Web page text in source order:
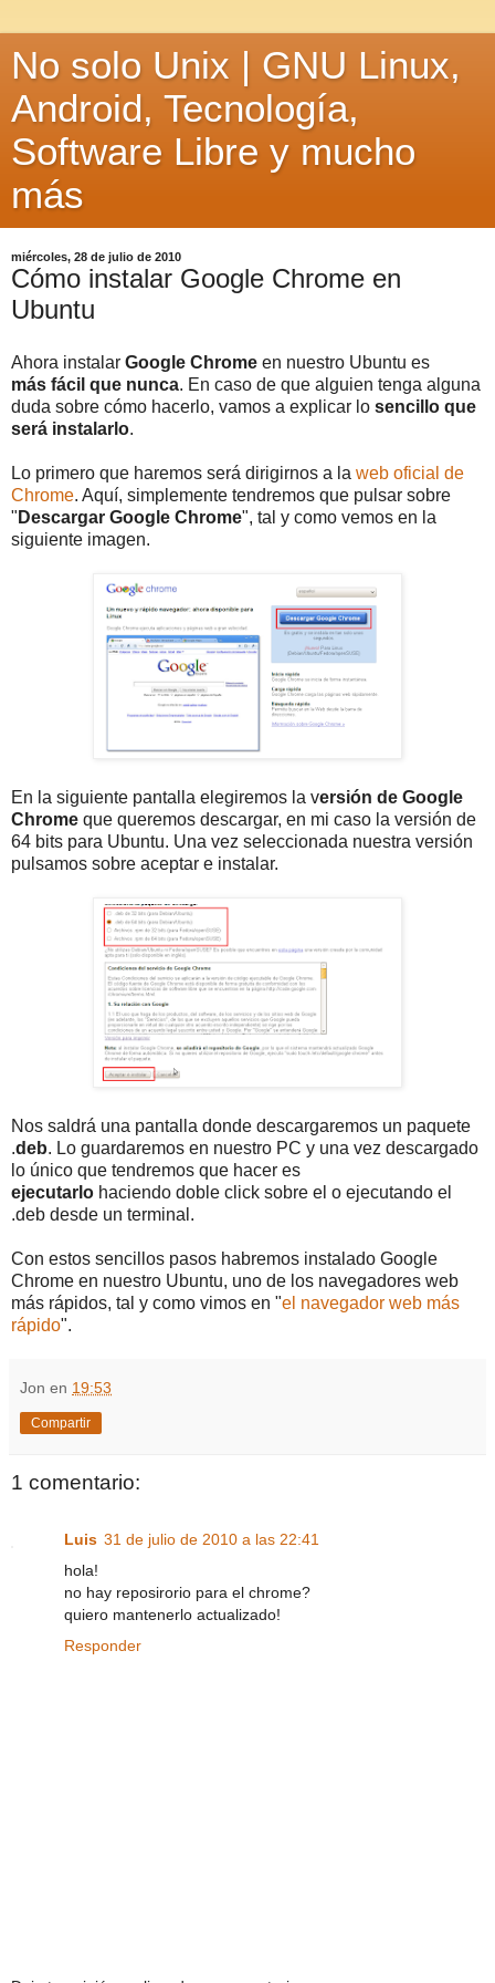
No solo Unix | GNU Linux,
Android, Tecnología,
Software Libre y mucho
más
miércoles, 28 de julio de 2010
Cómo instalar Google Chrome en
Ubuntu
Ahora instalar Google Chrome en nuestro Ubuntu es
más fácil que nunca. En caso de que alguien tenga alguna
duda sobre cómo hacerlo, vamos a explicar lo sencillo que
será instalarlo.
Lo primero que haremos será dirigirnos a la web oficial de
Chrome. Aquí, simplemente tendremos que pulsar sobre
" Descargar Google Chrome", tal y como vemos en la
siguiente imagen.
En la siguiente pantalla elegiremos la versión de Google
Chrome que queremos descargar, en mi caso la versión de
64 bits para Ubuntu. Una vez seleccionada nuestra versión
pulsamos sobre aceptar e instalar.
Nos saldrá una pantalla donde descargaremos un paquete
.deb. Lo guardaremos en nuestro PC y una vez descargado
lo único que tendremos que hacer es
ejecutarlo haciendo doble click sobre el o ejecutando el
.deb desde un terminal.
Con estos sencillos pasos habremos instalado Google
Chrome en nuestro Ubuntu, uno de los navegadores web
más rápidos, tal y como vimos en "el navegador web más
rápido".
Jon en 19:53
Compartir
1 comentario:
Luis 31 de julio de 2010 a las 22:41
hola!
no hay reposirorio para el chrome?
quiero mantenerlo actualizado!
Responder